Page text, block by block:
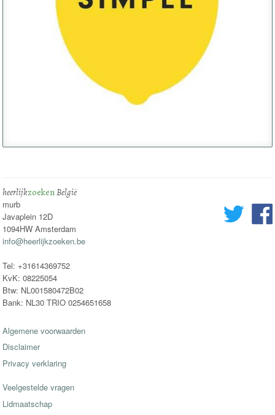
heerlijkzoekenBelgië
murb
Javaplein 12D
1094HW Amsterdam
info@heerlijkzoeken.be
Tel: +31614369752
KvK: 08225054
Btw: NL001580472B02
Bank: NL30 TRIO 0254651658
Algemene voorwaarden
Disclaimer
Privacy verklaring
Veelgestelde vragen
Lidmaatschap